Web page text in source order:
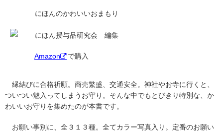
にほんのかわいいおまもり
にほん授与品研究会 編集
Amazon で購入
縁結びに合格祈願。商売繁盛、交通安全。神社やお寺に行くと、
ついつい魅入ってしまうお守り。そんな中でもとびきり特別な、か
わいいお守りを集めたのが本書です。
お願い事別に、全３１３種。全てカラー写真入り。定番のお願い